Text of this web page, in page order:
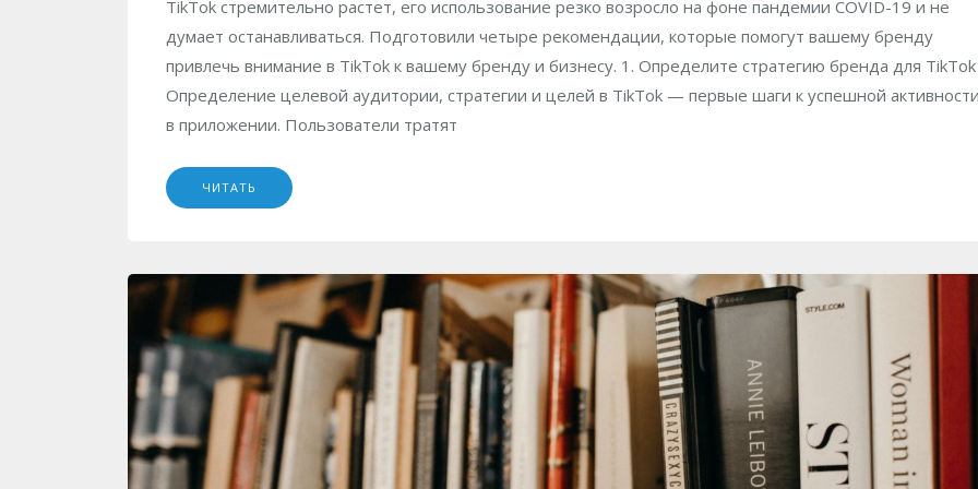
TikTok стремительно растет, его использование резко возросло на фоне пандемии COVID-19 и не
думает останавливаться. Подготовили четыре рекомендации, которые помогут вашему бренду
привлечь внимание в TikTok к вашему бренду и бизнесу. 1. Определите стратегию бренда для TikTok
Определение целевой аудитории, стратегии и целей в TikTok — первые шаги к успешной
в приложении. Пользователи тратят
ЧИТАТЬ